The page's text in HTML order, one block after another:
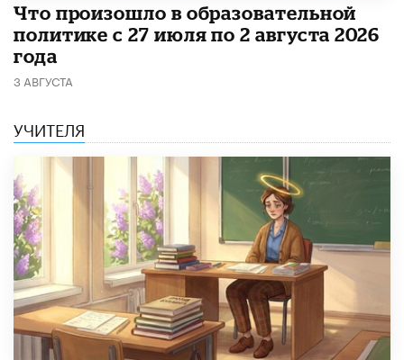
​Что произошло в образовательной
политике с 27 июля по 2 августа 2026
года
3 АВГУСТА
УЧИТЕЛЯ